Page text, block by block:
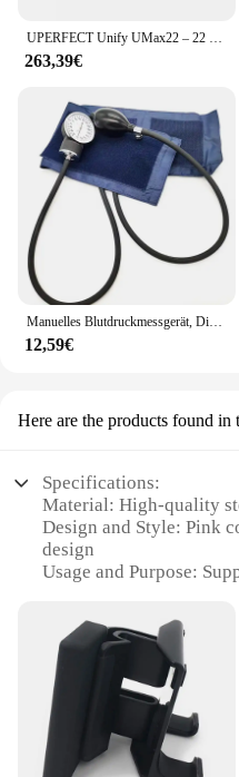
UPERFECT Unify UMax22 – 22 Zoll 2K Computermonitor 1440P Gaming-Display mit VESA & 180° verstellbarem Ständer HDMI USB C Externer Bildschirm für PC Mac Telefon Xbox Switch PS5
263,39€
Manuelles Blutdruckmessgerät, Diastolisches Blutdruckmessgerät, Arzt, Stethoskop, Blutdruckmessgerät, Manschette für Zuhause
12,59€
Here are the products found in
Specifications:
Material: High-quality
Design and Style: Pink
design
Usage and Purpose:
Typical Adaptive
environments
Shape or Size or
and compact, with a
various heights
Performance and
ensuring your monitor